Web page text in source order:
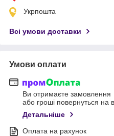
Укрпошта
Всі умови доставки
Умови оплати
Ви отримаєте замовлення
або гроші повернуться на
Детальніше
Оплата на рахунок